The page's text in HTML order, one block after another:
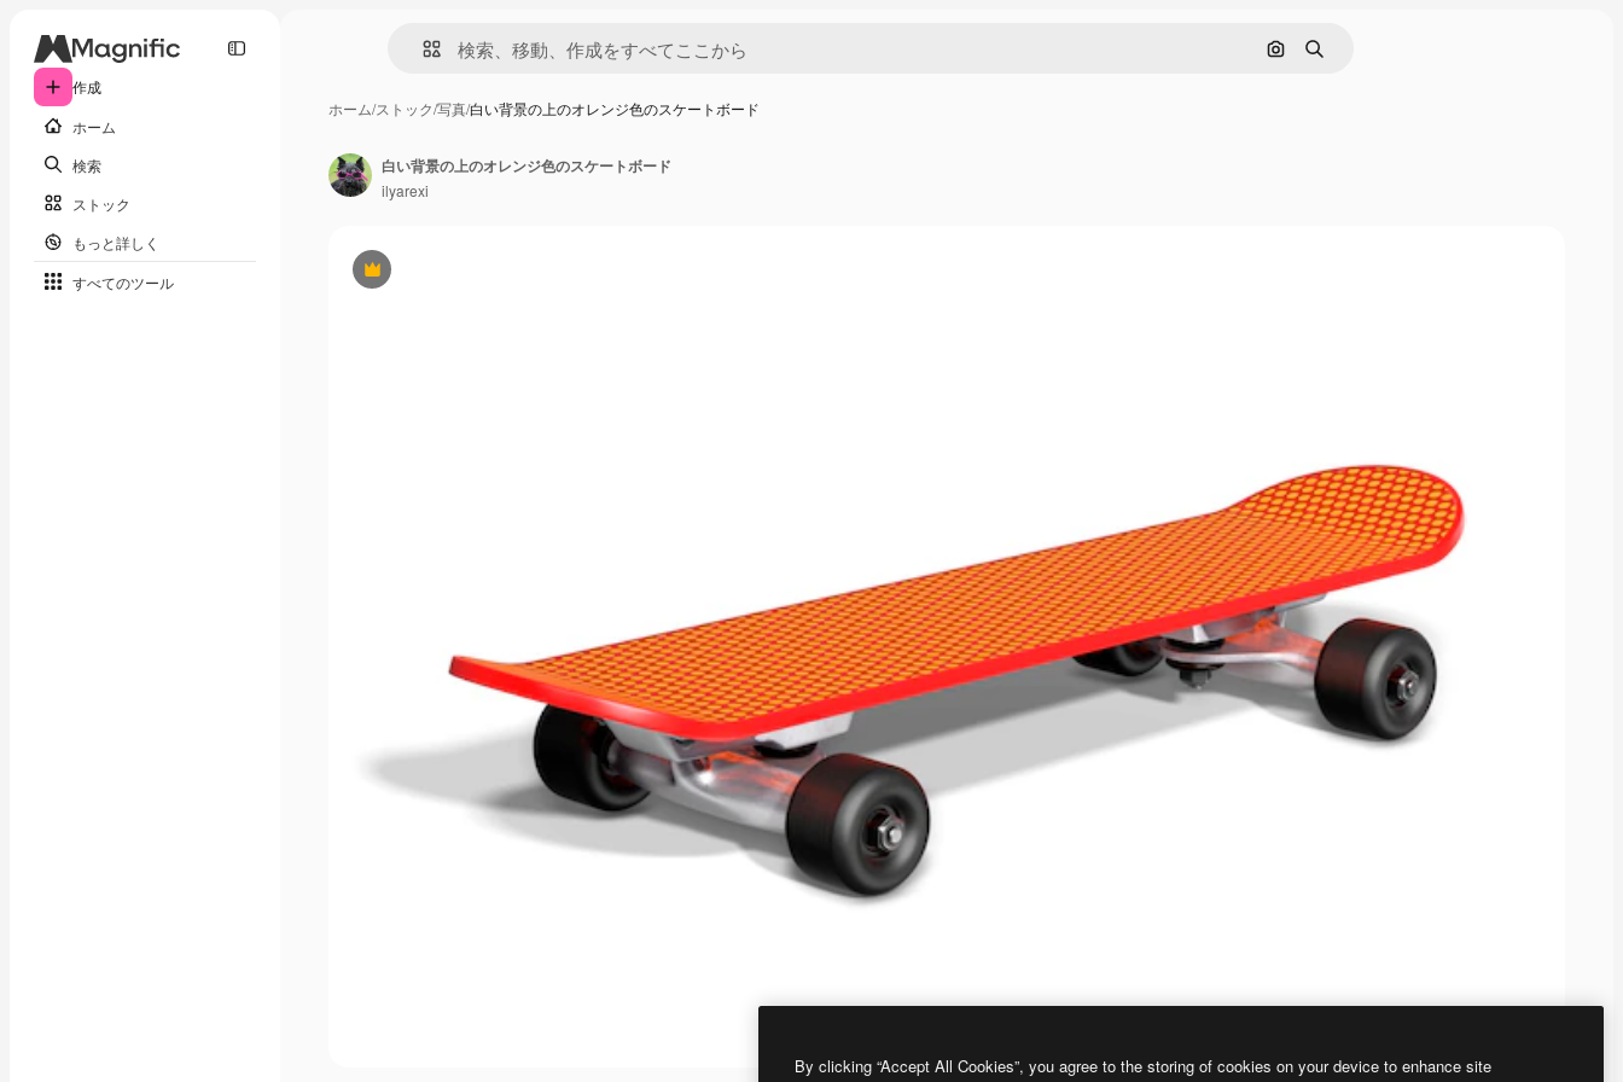
作成
ホーム
検索
ストック
もっと詳しく
すべてのツール
画像で検索
検索
ホーム/ストック/写真/白い背景の上のオレンジ色のスケートボード
Premium
白い背景の上のオレンジ色のスケートボード
ilyarexi
By clicking “Accept All Cookies”, you agree to the storing of cookies on your device to enhance site